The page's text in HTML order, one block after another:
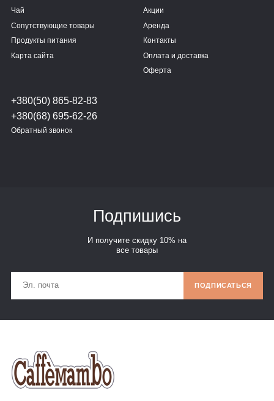
Чай
Сопутствующие товары
Продукты питания
Карта сайта
Акции
Аренда
Контакты
Оплата и доставка
Оферта
+380(50) 865-82-83
+380(68) 695-62-26
Обратный звонок
Подпишись
И получите скидку 10% на
все товары
ПОДПИСАТЬСЯ